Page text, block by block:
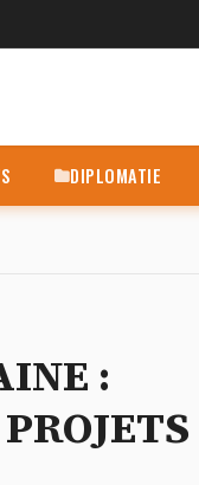
DIPLOMATIE
: